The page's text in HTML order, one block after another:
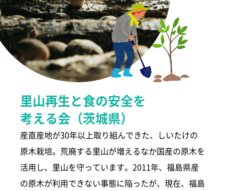
里山再生と食の安全を
考える会（茨城県）
産直産地が30年以上取り組んできた、しいたけの
原木栽培。荒廃する里山が増えるなか国産の原木を
活用し、里山を守っています。2011年、福島県産
の原木が利用できない事態に陥ったが、現在、福島